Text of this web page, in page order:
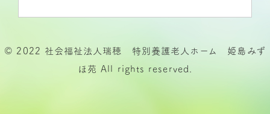
© 2022 社会福祉法人瑞穂 特別養護老人ホーム 姫島みず
ほ苑 All rights reserved.